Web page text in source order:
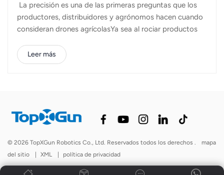
La precisión es una de las primeras preguntas que los
productores, distribuidores y agrónomos hacen cuando
consideran drones agrícolasYa sea al rociar productos
la precisión afecta directamente la eficiencia, el costo y
los resultados de los cultivos. ¿Qué tan precisos son los
sistema en el campo. En agricultura, la precisión no es
una métrica única. Suele referirse a diferentes aspectos
uniformemente se aplica el líquido y qué tan cerca el
rociador sigue el área objetivo deseadaPrecisión de
posicionamiento: con qué precisi...
Leer más
© 2026 TopXGun Robotics Co., Ltd. Reservados todos los derechos .
mapa
del sitio
| XML | política de privacidad